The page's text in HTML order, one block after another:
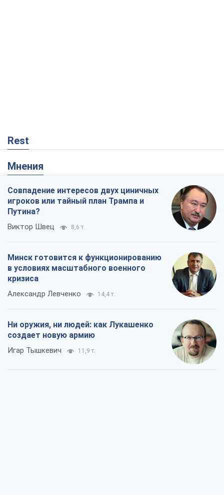
Rest
Мнения
Совпадение интересов двух циничных
игроков или тайный план Трампа и
Путина?
Виктор Швец 8,6 т.
Минск готовится к функционированию
в условиях масштабного военного
кризиса
Александр Левченко 14,4 т.
Ни оружия, ни людей: как Лукашенко
создает новую армию
Игар Тышкевич 11,9 т.